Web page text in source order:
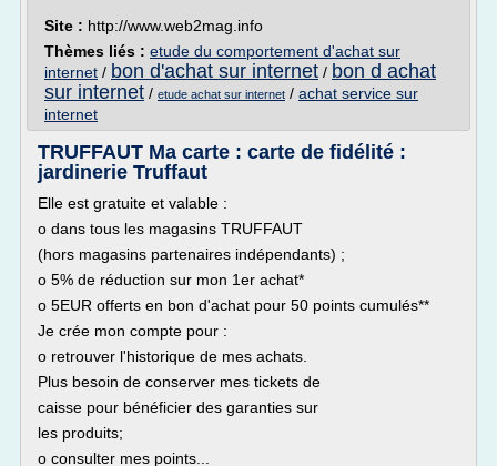
Site : http://www.web2mag.info
Thèmes liés : etude du comportement d'achat sur
internet / bon d'achat sur internet / bon d achat
sur internet / etude achat sur internet / achat service sur
internet
TRUFFAUT Ma carte : carte de fidélité :
jardinerie Truffaut
Elle est gratuite et valable :
o dans tous les magasins TRUFFAUT
(hors magasins partenaires indépendants) ;
o 5% de réduction sur mon 1er achat*
o 5EUR offerts en bon d'achat pour 50 points cumulés**
Je crée mon compte pour :
o retrouver l'historique de mes achats.
Plus besoin de conserver mes tickets de
caisse pour bénéficier des garanties sur
les produits;
o consulter mes points...